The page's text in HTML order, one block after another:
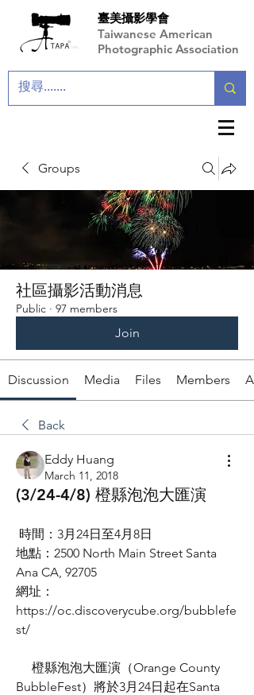
臺美攝影學會
Taiwanese American
Photographic Association
Groups
社區攝影活動消息
Public · 97 members
Join
Discussion Media Files Members
Back
Eddy Huang
March 11, 2018
(3/24-4/8) 橙縣泡泡大匯演
時間：3月24日至4月8日
地點：2500 North Main Street Santa
Ana CA, 92705
網址：
https://oc.discoverycube.org/bubblefe
st/
BubbleFest）將於3月24日起在Santa